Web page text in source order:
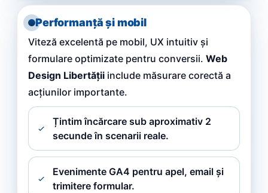
Performanță și mobil
Viteză excelentă pe mobil, UX intuitiv și
formulare optimizate pentru conversii. Web
Design Libertății include măsurare corectă a
acțiunilor importante.
Țintim încărcare sub aproximativ 2
secunde în scenarii reale.
Evenimente GA4 pentru apel, email și
trimitere formular.